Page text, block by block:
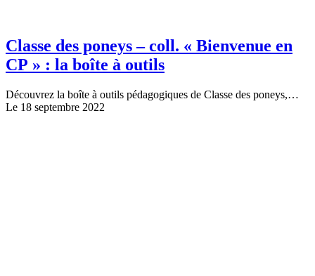
Classe des poneys – coll. « Bienvenue en
CP » : la boîte à outils
Découvrez la boîte à outils pédagogiques de Classe des poneys,…
Le 18 septembre 2022